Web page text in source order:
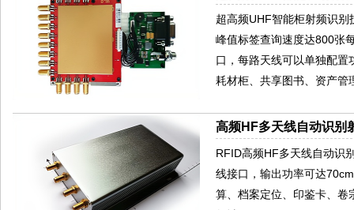
超高频UHF智能柜射频识
峰值标签查询速度达800张
口，每路天线可以单独配
耗材柜、共享图书、资产管
高频HF多天线自动识别
RFID高频HF多天线自动识
线接口，输出功率可达
算、档案定位、印鉴卡、卷